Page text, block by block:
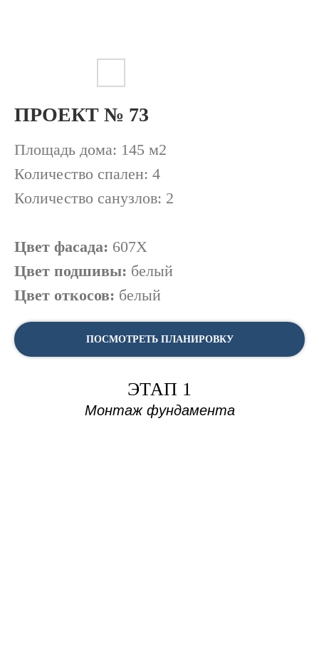
ПРОЕКТ № 73
Площадь дома: 145 м2
Количество спален: 4
Количество санузлов: 2
Цвет фасада: 607X
Цвет подшивы: белый
Цвет откосов: белый
ПОСМОТРЕТЬ ПЛАНИРОВКУ
ЭТАП 1
Монтаж фундамента